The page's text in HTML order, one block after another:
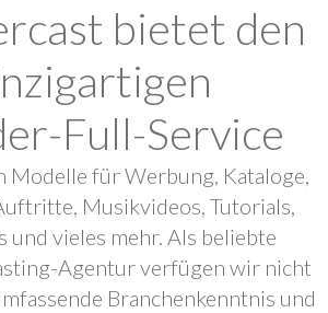
bietet den
Full-Service
für Werbung, Kataloge,
Musikvideos, Tutorials,
und vieles mehr. Als beliebte
Agentur verfügen wir nicht
Branchenkenntnis und